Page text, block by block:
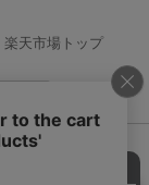
楽天市場トップ